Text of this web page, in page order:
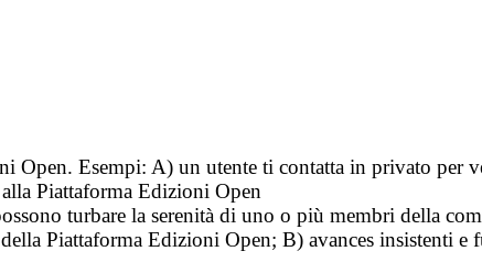
Esempi: A) un utente ti contatta in privato per
Piattaforma Edizioni Open
turbare la serenità di uno o più membri della
Piattaforma Edizioni Open; B) avances insistenti